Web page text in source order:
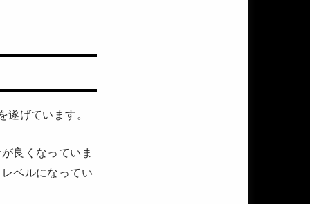
げています。
良くなっていま
ベルになってい